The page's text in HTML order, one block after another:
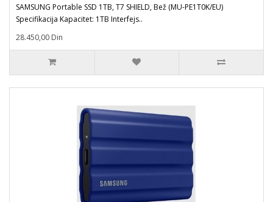
SAMSUNG Portable SSD 1TB, T7 SHIELD, Bež (MU-PE1T0K/EU)
Specifikacija Kapacitet: 1TB Interfejs..
28.450,00 Din